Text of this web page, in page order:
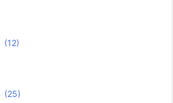
(12)
(25)